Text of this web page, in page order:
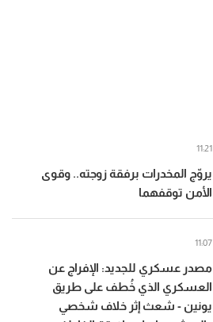
يروّج المخدرات برفقة زوجته.. وقوى
الأمن توقفهما
11:21
مصدر عسكري للجديد: الإفراج عن
العسكري الذي خُطف على طريق
يونين - شعث إثر خلاف شخصي
11:07